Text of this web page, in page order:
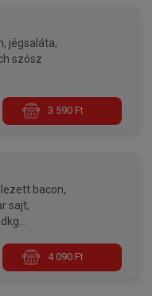
3 590 Ft
4 090 Ft